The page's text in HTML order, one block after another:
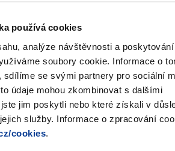
používá cookies
analýze návštěvnosti a
soubory cookie. Informace o
sdílíme se svými partnery pro sociální
údaje mohou zkombinovat s dalšími
jim poskytli nebo které získali v
služby. Informace o zpracování
cookies
4 412 340 000
pod
157 017 790 000 6,29
409 162 930 000
16,38
0 0,00